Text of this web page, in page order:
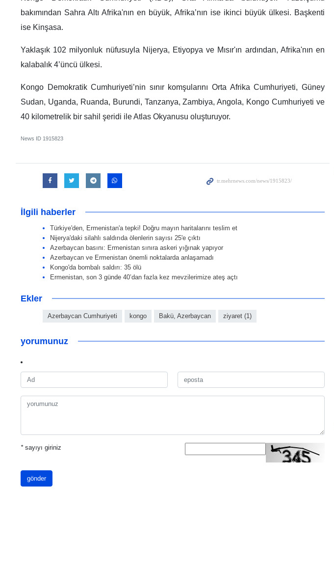
bakımından Sahra Altı Afrika'nın en büyük, Afrika’nın ise ikinci büyük ülkesi. Başkenti
ise Kinşasa.
Yaklaşık 102 milyonluk nüfusuyla Nijerya, Etiyopya ve Mısır'ın ardından, Afrika'nın en
kalabalık 4’üncü ülkesi.
Kongo Demokratik Cumhuriyeti’nin sınır komşularını Orta Afrika Cumhuriyeti, Güney
Sudan, Uganda, Ruanda, Burundi, Tanzanya, Zambiya, Angola, Kongo Cumhuriyeti ve
40 kilometrelik bir sahil şeridi ile Atlas Okyanusu oluşturuyor.
News ID 1915823
İlgili haberler
Türkiye'den, Ermenistan'a tepki! Doğru mayın haritalarını teslim et
Nijerya'daki silahlı saldırıda ölenlerin sayısı 25'e çıktı
Azerbaycan basını: Ermenistan sınıra askeri yığınak yapıyor
Azerbaycan ve Ermenistan önemli noktalarda anlaşamadı
Kongo'da bombalı saldırı: 35 ölü
Ermenistan, son 3 günde 40’dan fazla kez mevzilerimize ateş açtı
Ekler
Azerbaycan Cumhuriyeti kongo Bakü, Azerbaycan ziyaret (1)
yorumunuz
*sayıyı giriniz
gönder